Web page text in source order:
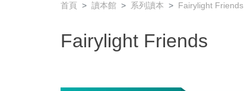
首頁 讀本館 系列讀本 Fairylight Friends
Fairylight Friends